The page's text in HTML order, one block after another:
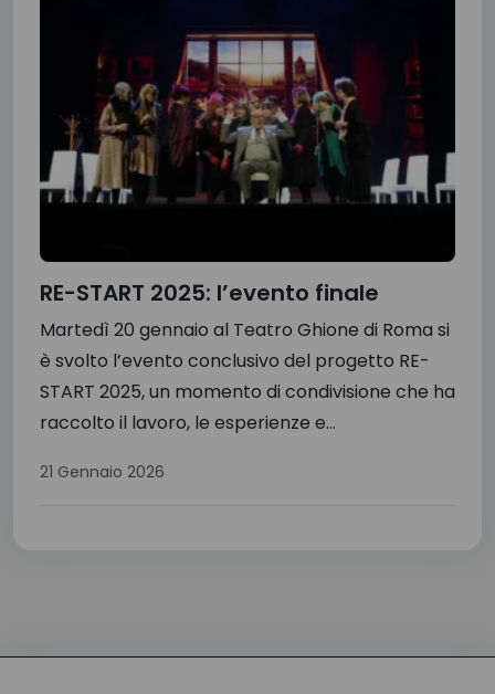
RE-START 2025: l’evento finale
Martedì 20 gennaio al Teatro Ghione di Roma si
è svolto l’evento conclusivo del progetto RE-
START 2025, un momento di condivisione che ha
raccolto il lavoro, le esperienze e...
21 Gennaio 2026